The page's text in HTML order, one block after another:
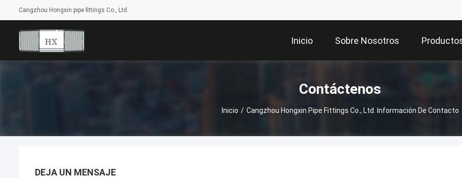
Cangzhou Hongxin pipe fittings Co., Ltd.
Inicio Sobre Nosotros
Contáctenos
Inicio / Cangzhou Hongxin Pipe Fittings Co., Ltd. Información De Contacto
DEJA UN MENSAJE